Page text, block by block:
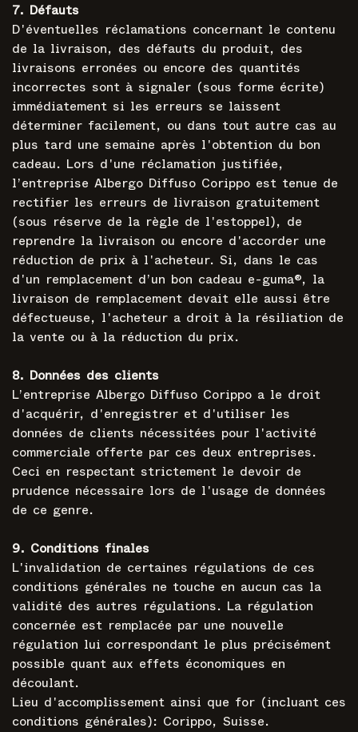
7. Défauts
D'éventuelles réclamations concernant le contenu
de la livraison, des défauts du produit, des
livraisons erronées ou encore des quantités
incorrectes sont à signaler (sous forme écrite)
immédiatement si les erreurs se laissent
déterminer facilement, ou dans tout autre cas au
plus tard une semaine après l'obtention du bon
cadeau. Lors d'une réclamation justifiée,
l’entreprise Albergo Diffuso Corippo est tenue de
rectifier les erreurs de livraison gratuitement
(sous réserve de la règle de l'estoppel), de
reprendre la livraison ou encore d'accorder une
réduction de prix à l'acheteur. Si, dans le cas
d'un remplacement d’un bon cadeau e-guma®, la
livraison de remplacement devait elle aussi être
défectueuse, l'acheteur a droit à la résiliation de
la vente ou à la réduction du prix.
8. Données des clients
L’entreprise Albergo Diffuso Corippo a le droit
d'acquérir, d'enregistrer et d'utiliser les
données de clients nécessitées pour l'activité
commerciale offerte par ces deux entreprises.
Ceci en respectant strictement le devoir de
prudence nécessaire lors de l'usage de données
de ce genre.
9. Conditions finales
L'invalidation de certaines régulations de ces
conditions générales ne touche en aucun cas la
validité des autres régulations. La régulation
concernée est remplacée par une nouvelle
régulation lui correspondant le plus précisément
possible quant aux effets économiques en
découlant.
Lieu d'accomplissement ainsi que for (incluant ces
conditions générales): Corippo, Suisse.